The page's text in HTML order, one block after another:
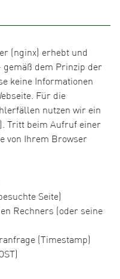
(nginx) erhebt und
dem Prinzip der
keine Informationen
Für die
nutzen wir ein
Tritt beim Aufruf einer
von Ihrem Browser
Seite)
Rechners (oder seine
(Timestamp)